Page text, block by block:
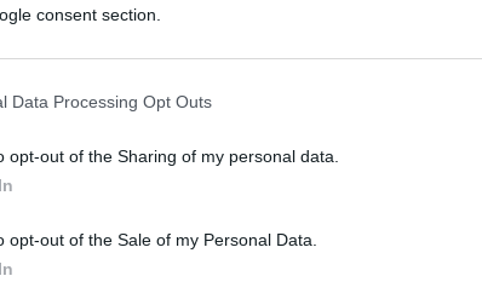
consent section.
Data Processing Opt Outs
opt-out of the Sharing of my personal data.
opt-out of the Sale of my Personal Data.